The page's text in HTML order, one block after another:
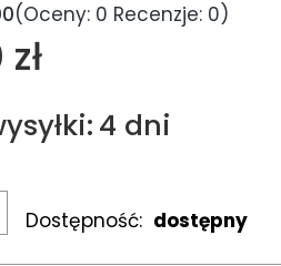
(Oceny: 0 Recenzje: 0)
4 dni
Dostępność: dostępny